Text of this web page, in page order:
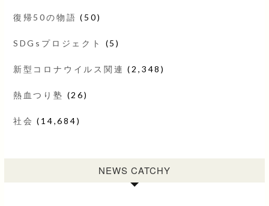
復帰50の物語 (50)
SDGsプロジェクト (5)
新型コロナウイルス関連 (2,348)
熱血つり塾 (26)
社会 (14,684)
NEWS CATCHY